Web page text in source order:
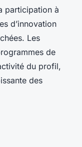
participation à
d’innovation
Les
de
du profil,
des